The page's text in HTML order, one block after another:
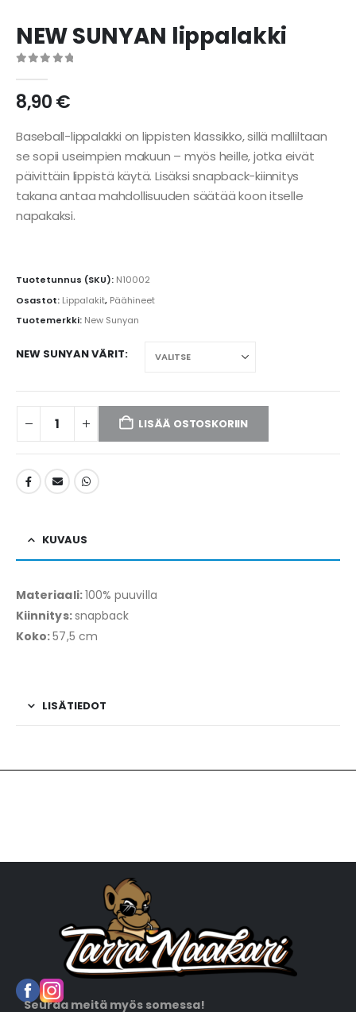
NEW SUNYAN lippalakki
8,90€
Baseball-lippalakki on lippisten klassikko, sillä malliltaan
se sopii useimpien makuun – myös heille, jotka eivät
päivittäin lippistä käytä. Lisäksi snapback-kiinnitys
takana antaa mahdollisuuden säätää koon itselle
napakaksi.
Tuotetunnus (SKU): N10002
Osastot: Lippalakit, Päähineet
Tuotemerkki: New Sunyan
NEW SUNYAN VÄRIT
LISÄÄ OSTOSKORIIN
KUVAUS
Materiaali:100% puuvilla
Kiinnitys:snapback
Koko:57,5 cm
LISÄTIEDOT
Seuraa meitä myös somessa!